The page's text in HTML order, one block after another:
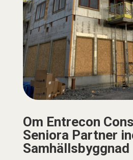
Om Entrecon
Seniora Partner
Samhällsbyggnad